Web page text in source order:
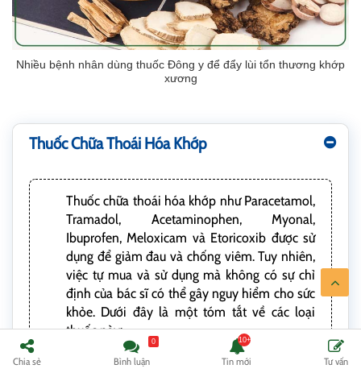
Nhiều bệnh nhân dùng thuốc Đông y để đẩy lùi tổn thương khớp
xương
Thuốc Chữa Thoái Hóa Khớp
Thuốc chữa thoái hóa khớp như Paracetamol,
Tramadol, Acetaminophen, Myonal,
Ibuprofen, Meloxicam và Etoricoxib được sử
dụng để giảm đau và chống viêm. Tuy nhiên,
việc tự mua và sử dụng mà không có sự chỉ
định của bác sĩ có thể gây nguy hiểm cho sức
khỏe. Dưới đây là một tóm tắt về các loại
thuốc này:
Paracetamol:
Chia sẻ Bình luận
0
Tin mới Tư vấn